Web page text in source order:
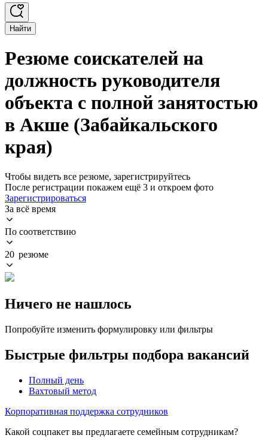
Найти
Резюме соискателей на
должность руководителя
объекта с полной занятостью
в Акше (Забайкальского
края)
Чтобы видеть все резюме, зарегистрируйтесь
После регистрации покажем ещё 3 и откроем фото
Зарегистрироваться
За всё время
По соответствию
20 резюме
Ничего не нашлось
Попробуйте изменить формулировку или фильтры
Быстрые фильтры подбора вакансий
Полный день
Вахтовый метод
Корпоративная поддержка сотрудников
Какой соцпакет вы предлагаете семейным сотрудникам?